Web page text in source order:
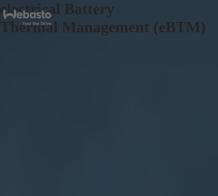
electrical Battery
Thermal Management (eBTM)